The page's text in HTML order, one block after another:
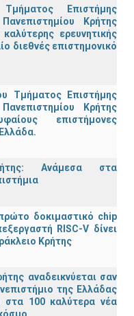
Επιστήμης
Κρήτης
ερευνητικής
διεθνές επιστημονικό
Τμήματος Επιστήμης
Κρήτης
επιστήμονες
Ανάμεσα στα
δοκιμαστικό chip
RISC-V δίνει
Κρήτης
αναδεικνύεται σαν
της Ελλάδας
στα 100 καλύτερα νέα